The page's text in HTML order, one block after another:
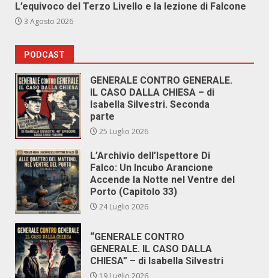
L’equivoco del Terzo Livello e la lezione di Falcone
3 Agosto 2026
PODCAST
GENERALE CONTRO GENERALE.
IL CASO DALLA CHIESA – di
Isabella Silvestri. Seconda
parte
25 Luglio 2026
L’Archivio dell’Ispettore Di
Falco: Un Incubo Arancione
Accende la Notte nel Ventre del
Porto (Capitolo 33)
24 Luglio 2026
“GENERALE CONTRO
GENERALE. IL CASO DALLA
CHIESA” – di Isabella Silvestri
19 Luglio 2026